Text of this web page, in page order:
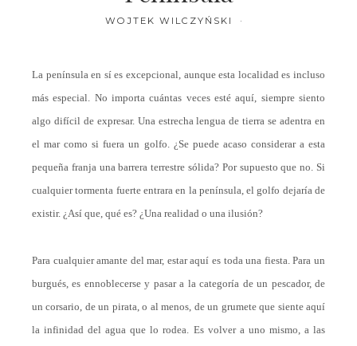
WOJTEK WILCZYŃSKI
La península en sí es excepcional, aunque esta localidad es incluso
más especial. No importa cuántas veces esté aquí, siempre siento
algo difícil de expresar. Una estrecha lengua de tierra se adentra en
el mar como si fuera un golfo. ¿Se puede acaso considerar a esta
pequeña franja una barrera terrestre sólida? Por supuesto que no. Si
cualquier tormenta fuerte entrara en la península, el golfo dejaría de
existir. ¿Así que, qué es? ¿Una realidad o una ilusión?
Para cualquier amante del mar, estar aquí es toda una fiesta. Para un
burgués, es ennoblecerse y pasar a la categoría de un pescador, de
un corsario, de un pirata, o al menos, de un grumete que siente aquí
la infinidad del agua que lo rodea. Es volver a uno mismo, a las